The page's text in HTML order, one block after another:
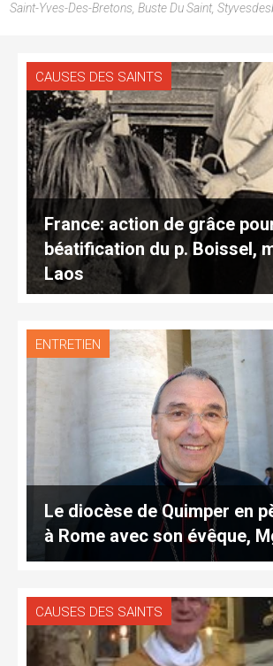
Saint-Yves-Des-Bretons, Buste Du Saint,
CAUSES DES SAINTS
France: action de grâce
béatification du p. Boissel,
Laos
ENTRETIEN
Le diocèse de Quimper en
à Rome avec son évêque,
CAUSES DES SAINTS